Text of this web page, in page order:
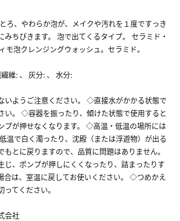
ろ、やわらか泡が、メイクや汚れを１度ですっき
みちびきます。 泡で出てくるタイプ。 セラミド・
モ泡クレンジングウォッシュ。セラミド。
維: 、 灰分: 、 水分:
ようご注意ください。 ◇直接水がかかる状態で
い。 ◇容器を振ったり、傾けた状態で使用すると
プが押せなくなります。 ◇高温・低温の場所には
温で白く濁ったり、沈殿（または浮遊物）が出る
もとに戻りますので、品質に問題はありません。
、ポンプが押しにくくなったり、詰まったりす
合は、室温に戻してお使いください。 ◇つめかえ
てください。
会社